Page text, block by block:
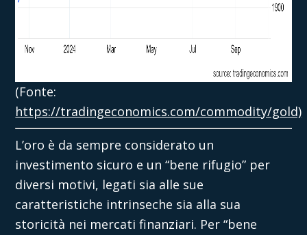
(Fonte:
https://tradingeconomics.com/commodity/gold)
L’oro è da sempre considerato un
investimento sicuro e un “bene rifugio” per
diversi motivi, legati sia alle sue
caratteristiche intrinseche sia alla sua
storicità nei mercati finanziari. Per “bene